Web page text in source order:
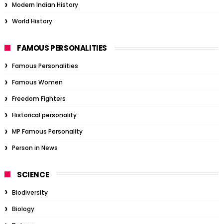
Modern Indian History
World History
FAMOUS PERSONALITIES
Famous Personalities
Famous Women
Freedom Fighters
Historical personality
MP Famous Personality
Person in News
SCIENCE
Biodiversity
Biology